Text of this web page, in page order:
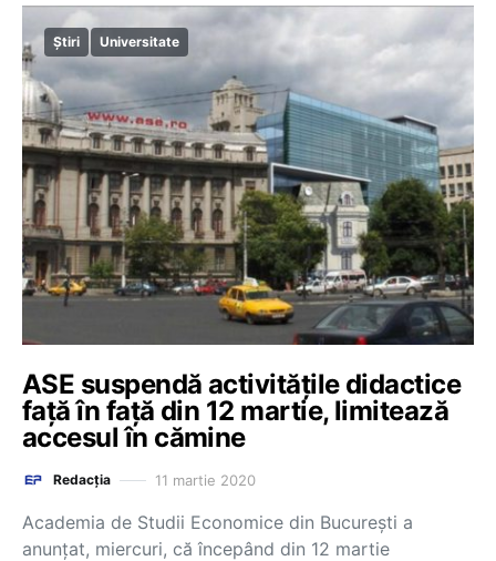
Știri Universitate
ASE suspendă activitățile didactice
față în față din 12 martie, limitează
accesul în cămine
Redacția 11 martie 2020
Academia de Studii Economice din București a
anunțat, miercuri, că începând din 12 martie